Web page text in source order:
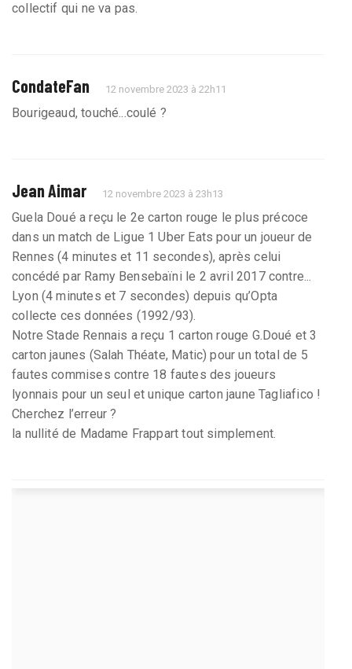
collectif qui ne va pas.
CondateFan 12 novembre 2023 à 22h11
Bourigeaud, touché...coulé ?
Jean Aimar 12 novembre 2023 à 23h13
Guela Doué a reçu le 2e carton rouge le plus précoce
dans un match de Ligue 1 Uber Eats pour un joueur de
Rennes (4 minutes et 11 secondes), après celui
concédé par Ramy Bensebaïni le 2 avril 2017 contre...
Lyon (4 minutes et 7 secondes) depuis qu’Opta
collecte ces données (1992/93).
Notre Stade Rennais a reçu 1 carton rouge G.Doué et 3
carton jaunes (Salah Théate, Matic) pour un total de 5
fautes commises contre 18 fautes des joueurs
lyonnais pour un seul et unique carton jaune Tagliafico !
Cherchez l’erreur ?
la nullité de Madame Frappart tout simplement.